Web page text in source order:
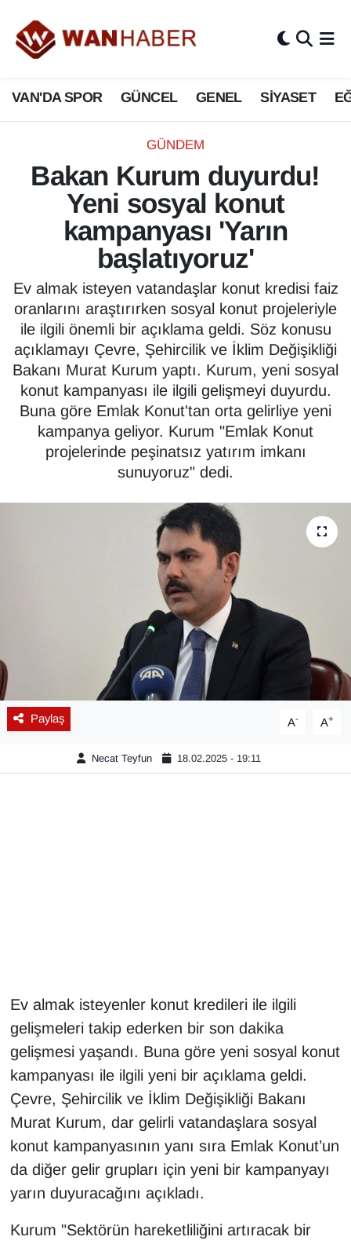
VAN'DA SPOR GÜNCEL GENEL SİYASET
GÜNDEM
Bakan Kurum duyurdu!
Yeni sosyal konut
kampanyası 'Yarın
başlatıyoruz'
Ev almak isteyen vatandaşlar konut kredisi faiz
oranlarını araştırırken sosyal konut projeleriyle
ile ilgili önemli bir açıklama geldi. Söz konusu
açıklamayı Çevre, Şehircilik ve İklim Değişikliği
Bakanı Murat Kurum yaptı. Kurum, yeni sosyal
konut kampanyası ile ilgili gelişmeyi duyurdu.
Buna göre Emlak Konut'tan orta gelirliye yeni
kampanya geliyor. Kurum "Emlak Konut
projelerinde peşinatsız yatırım imkanı
sunuyoruz" dedi.
Paylaş A- A+
Necat Teyfun 18.02.2025 - 19:11
Ev almak isteyenler konut kredileri ile ilgili
gelişmeleri takip ederken bir son dakika
gelişmesi yaşandı. Buna göre yeni sosyal konut
kampanyası ile ilgili yeni bir açıklama geldi.
Çevre, Şehircilik ve İklim Değişikliği Bakanı
Murat Kurum, dar gelirli vatandaşlara sosyal
konut kampanyasının yanı sıra Emlak Konut’un
da diğer gelir grupları için yeni bir kampanyayı
yarın duyuracağını açıkladı.
Kurum "Sektörün hareketliliğini artıracak bir
3.SAYFA
ASAYİŞ
BİLİM VE TEKNOLOJİ
Biyografi
Bölge Haberleri
Deprem
Dernekler, Odalar
Diğer
DÜNYA
EĞİTİM
EKONOMİ
En çok konuşulanlar
Güncel
Kültür & Sanat
KURDÎ
MAGAZİN
MEDYA
ONE EKONOMİ
POLİTİKA
Van Nöbetçi Eczaneler
Van Hava Durumu
Van Namaz Vakitleri
Van Trafik Yoğunluk Haritası
Süper Lig Puan Durumu ve Fikstür
Tüm Manşetler
Son Dakika Haberleri
Haber Arşivi